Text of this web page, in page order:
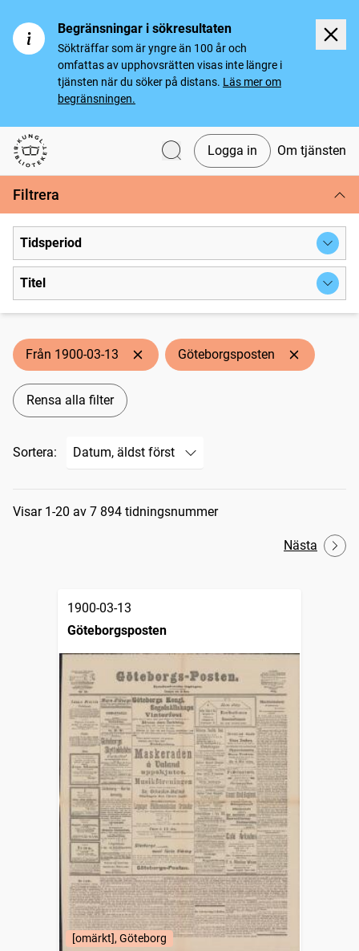
Begränsningar i sökresultaten
Sökträffar som är yngre än 100 år och
omfattas av upphovsrätten visas inte längre i
tjänsten när du söker på distans. Läs mer om
begränsningen.
Svenska tidningar
Logga in Om tjänsten
Filtrera
Tidsperiod
Titel
Från 1900-03-13 Göteborgsposten
Rensa alla filter
Sortera:
Sökresultat
Visar 1-20 av 7 894 tidningsnummer
Nästa
1900-03-13
Göteborgsposten
[omärkt], Göteborg